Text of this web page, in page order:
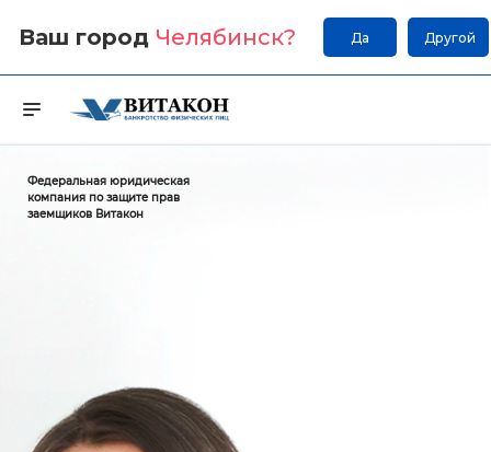
Ваш город Челябинск? Да Другой
Федеральная юридическая
компания по защите прав
заемщиков Витакон